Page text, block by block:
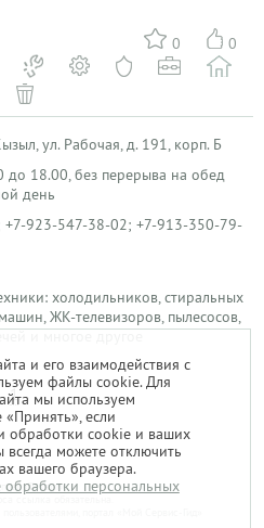
0 0
ул. Рабочая, д. 191, корп. Б
до 18.00, без перерыва на обед
день
923-547-38-02; +7-913-350-79-
холодильников, стиральных
ЖК-телевизоров, пылесосов,
и многое другое
1
«Текарт».
ссылка обязательна.
портал «Мой Сервис-Гид»
и его взаимодействия с
файлы cookie. Для
мы используем
если
обработки cookie и ваших
можете отключить
вашего браузера.
обработки персональных